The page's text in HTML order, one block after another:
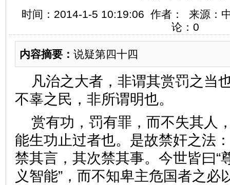
时间：2014-1-5 10:19:06 作者： 来源：
论： 0
内容摘要： 说疑第四十四
凡治之大者，非谓其赏罚之当
不辜之民，非所谓明也。
赏有功，罚有罪，而不失其人
能生功止过者也。是故禁奸之法
禁其言，其次禁其事。今世皆曰“
义智能”，而不知卑主危国者之必